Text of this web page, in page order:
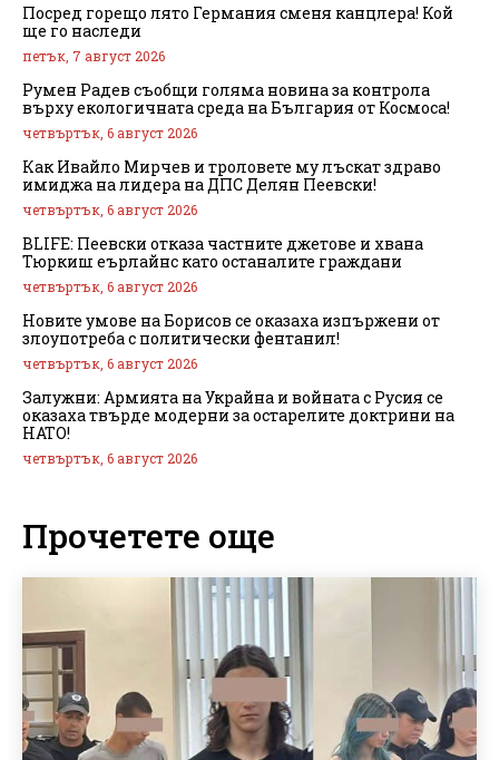
Посред горещо лято Германия сменя канцлера! Кой
ще го наследи
петък, 7 август 2026
Румен Радев съобщи голяма новина за контрола
върху екологичната среда на България от Космоса!
четвъртък, 6 август 2026
Как Ивайло Мирчев и троловете му лъскат здраво
имиджа на лидера на ДПС Делян Пеевски!
четвъртък, 6 август 2026
BLIFE: Пеевски отказа частните джетове и хвана
Тюркиш еърлайнс като останалите граждани
четвъртък, 6 август 2026
Новите умове на Борисов се оказаха изпържени от
злоупотреба с политически фентанил!
четвъртък, 6 август 2026
Залужни: Армията на Украйна и войната с Русия се
оказаха твърде модерни за остарелите доктрини на
НАТО!
четвъртък, 6 август 2026
Прочетете още